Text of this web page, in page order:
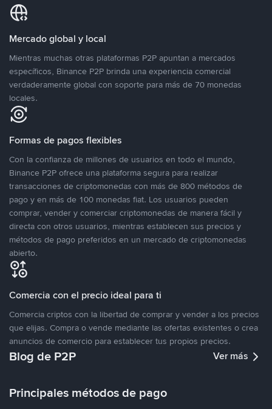
Mercado global y local
Mientras muchas otras plataformas P2P apuntan a mercados
específicos, Binance P2P brinda una experiencia comercial
verdaderamente global con soporte para más de 70 monedas
locales.
Formas de pagos flexibles
Con la confianza de millones de usuarios en todo el mundo,
Binance P2P ofrece una plataforma segura para realizar
transacciones de criptomonedas con más de 800 métodos de
pago y en más de 100 monedas fiat. Los usuarios pueden
comprar, vender y comerciar criptomonedas de manera fácil y
directa con otros usuarios, mientras establecen sus precios y
métodos de pago preferidos en un mercado de criptomonedas
abierto.
Comercia con el precio ideal para ti
Comercia criptos con la libertad de comprar y vender a los precios
que elijas. Compra o vende mediante las ofertas existentes o crea
anuncios de comercio para establecer tus propios precios.
Blog de P2P Ver más
Principales métodos de pago